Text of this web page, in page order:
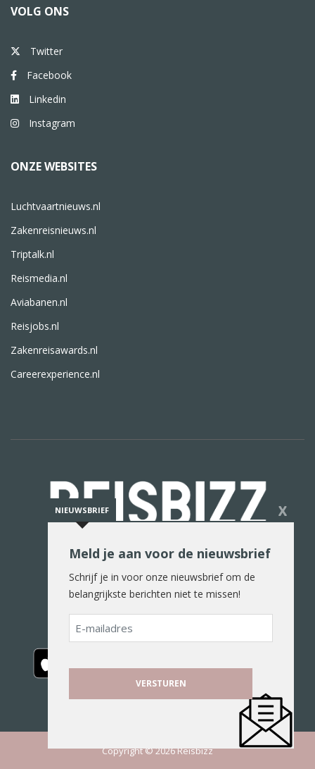
VOLG ONS
Twitter
Facebook
Linkedin
Instagram
ONZE WEBSITES
Luchtvaartnieuws.nl
Zakenreisnieuws.nl
Triptalk.nl
Reismedia.nl
Aviabanen.nl
Reisjobs.nl
Zakenreisawards.nl
Careerexperience.nl
De reiswereld in woord en beeld
Copyright © 2026 Reisbizz
NIEUWSBRIEF X
Meld je aan voor de nieuwsbrief
Schrijf je in voor onze nieuwsbrief om de
belangrijkste berichten niet te missen!
E-
mailadres